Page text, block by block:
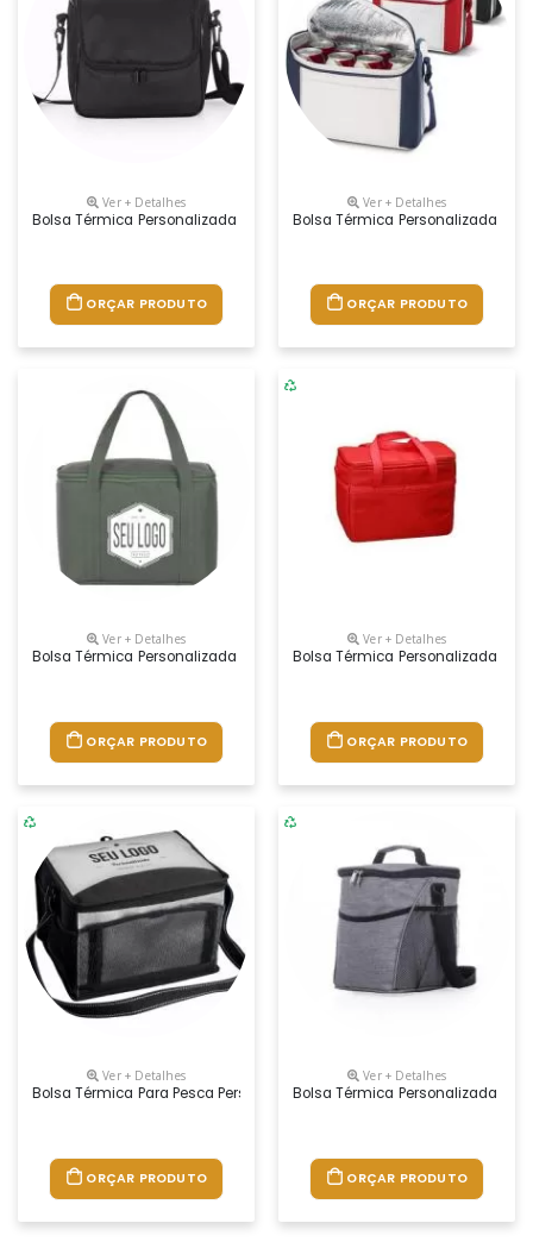
Ver + Detalhes
Bolsa Térmica Personalizada 8,5 Litros A Bolsa Térmica Personalizada
ORÇAR PRODUTO
Ver + Detalhes
Bolsa Térmica Personalizada 8
ORÇAR PRODUTO
Ver + Detalhes
Bolsa Térmica Personalizada – Fabricação Própria A Bolsa Térmica
ORÇAR PRODUTO
Ver + Detalhes
Bolsa Térmica Personalizada –
ORÇAR PRODUTO
Ver + Detalhes
Bolsa Térmica Para Pesca Personalizada – Fabricação Própria A
ORÇAR PRODUTO
Ver + Detalhes
Bolsa Térmica Personalizada –
ORÇAR PRODUTO